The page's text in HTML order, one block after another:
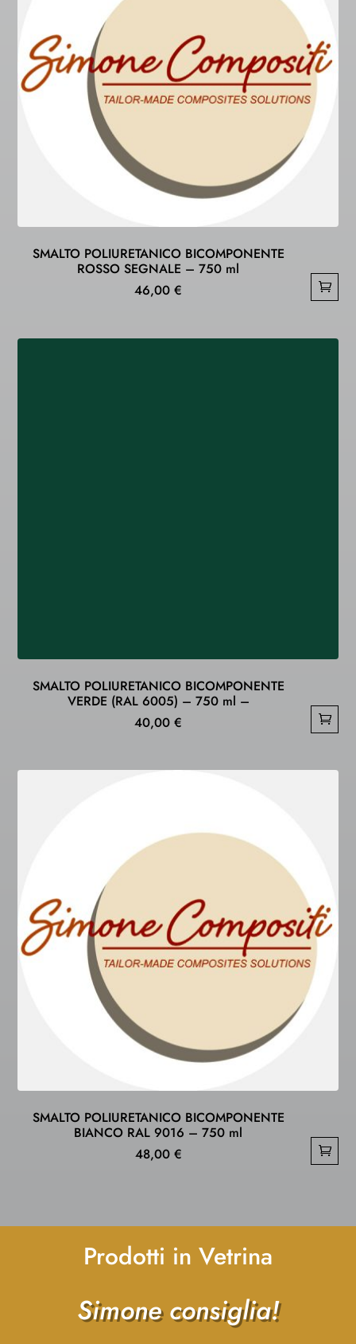
SMALTO POLIURETANICO BICOMPONENTE
ROSSO SEGNALE – 750 ml
46,00 €
SMALTO POLIURETANICO BICOMPONENTE
VERDE (RAL 6005) – 750 ml –
40,00 €
SMALTO POLIURETANICO BICOMPONENTE
BIANCO RAL 9016 – 750 ml
48,00 €
Prodotti in Vetrina
Simone consiglia!